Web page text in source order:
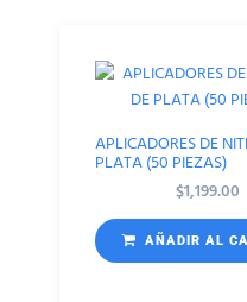
APLICADORES DE
PLATA (50 PIEZAS)
$1,199.00
AÑADIR AL